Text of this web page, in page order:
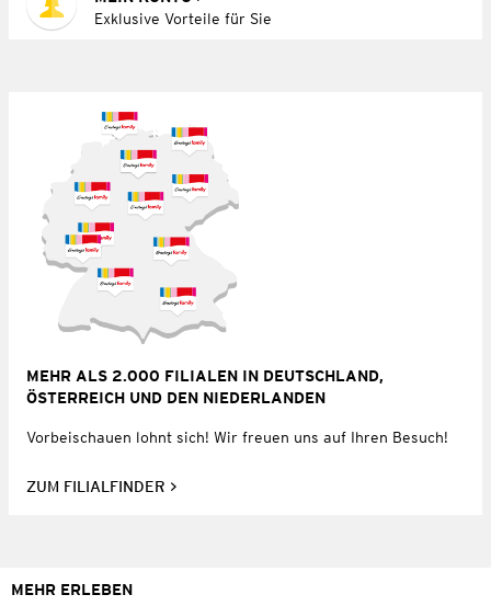
Exklusive Vorteile für Sie
MEHR ALS 2.000 FILIALEN IN DEUTSCHLAND,
ÖSTERREICH UND DEN NIEDERLANDEN
Vorbeischauen lohnt sich! Wir freuen uns auf Ihren Besuch!
ZUM FILIALFINDER
MEHR ERLEBEN